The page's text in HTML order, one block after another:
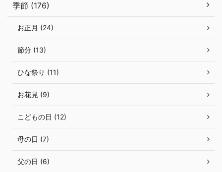
季節 (176)
お正月 (24)
節分 (13)
ひな祭り (11)
お花見 (9)
こどもの日 (12)
母の日 (7)
父の日 (6)